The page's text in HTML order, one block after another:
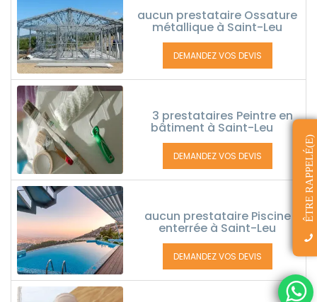
aucun prestataire Ossature
métallique à Saint-Leu
DEMANDEZ VOS DEVIS
3 prestataires Peintre en
bâtiment à Saint-Leu
DEMANDEZ VOS DEVIS
aucun prestataire Piscine
enterrée à Saint-Leu
DEMANDEZ VOS DEVIS
ÊTRE RAPPELÉ(E)